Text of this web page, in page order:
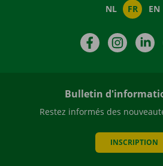
NL FR EN
Facebook
Bulletin
Restez informés des
INSCRIPTION